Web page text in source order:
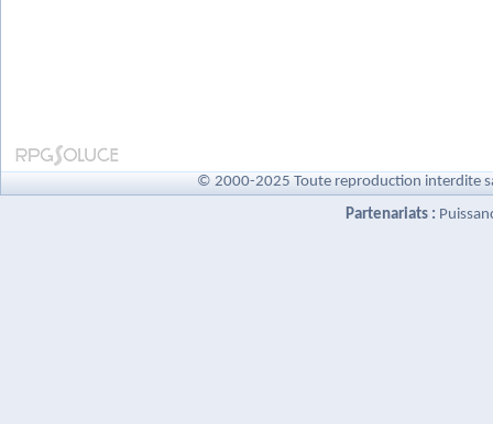
© 2000-2025 Toute reproduction interdite
Partenariats :